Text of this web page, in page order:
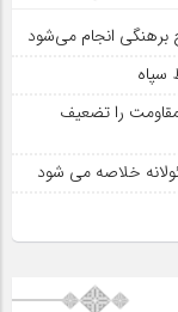
برهنگی انجام می‌شود
سپاه
را تضعیف
خلاصه می شود